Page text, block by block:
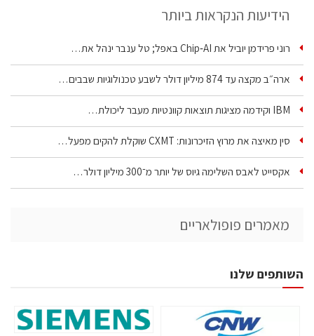
הידיעות הנקראות ביותר
רוני פרידמן יוביל את Chip‑AI באפל; טל ענבר ינהל את…
ארה״ב מקצה עד 874 מיליון דולר לשבע טכנולוגיות שבבים…
IBM וקידמה מציגות תוצאות קוונטיות מעבר ליכולת…
סין מאיצה את מרוץ הזיכרונות: CXMT שוקלת להקים מפעל…
אקסייט לאבס השלימה גיוס של יותר מ־300 מיליון דולר…
מאמרים פופולאריים
השותפים שלנו